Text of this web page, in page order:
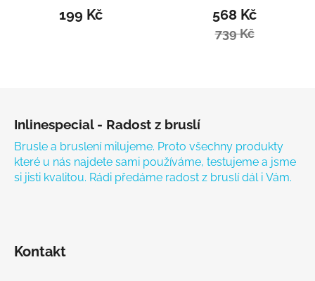
199 Kč 568 Kč
739 Kč
Inlinespecial - Radost z bruslí
Brusle a bruslení milujeme. Proto všechny produkty
které u nás najdete sami používáme, testujeme a jsme
si jisti kvalitou. Rádi předáme radost z bruslí dál i Vám.
Kontakt